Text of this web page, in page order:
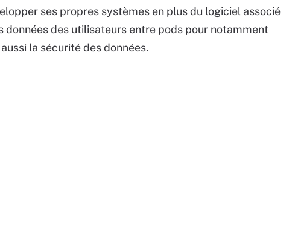
ses propres systèmes en plus du logiciel associé
données des utilisateurs entre pods pour notamment
la sécurité des données.